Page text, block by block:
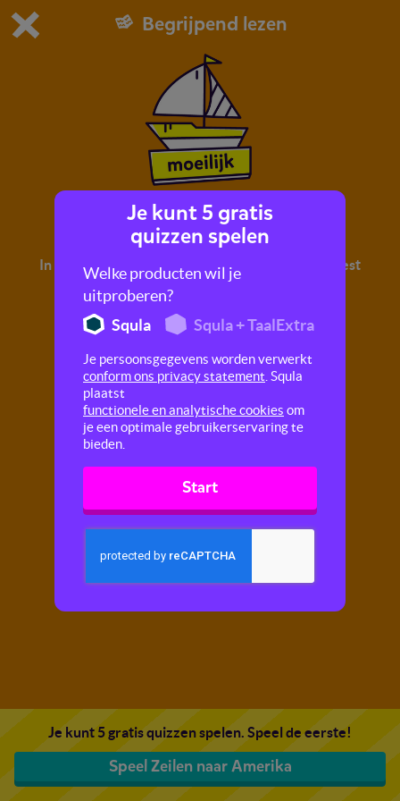
Dit is de gratis demo van Squla.
Bestel nu
0 1
Begrijpend lezen
Zeilen naar Amerika
In deze quiz oefen je met begrijpend lezen. Je leest
een tekst en maakt hier vragen over.
Je kunt 5 gratis quizzen spelen. Speel de eerste!
Speel Zeilen naar Amerika
Je kunt 5 gratis
quizzen spelen
Welke producten wil je
uitproberen?
Squla
Squla + TaalExtra
Je persoonsgegevens worden verwerkt
conform ons privacy statement . Squla
plaatst
functionele en analytische cookies om
je een optimale gebruikerservaring te
bieden.
Start